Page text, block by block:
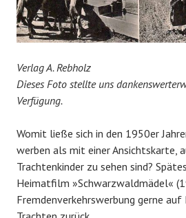
Verlag A. Rebholz
Dieses Foto stellte uns
Verfügung.
Womit ließe sich in den 1950er
werben als mit einer Ansichtskarte,
Trachtenkinder zu sehen sind?
Heimatfilm »Schwarzwaldmädel«
Fremdenverkehrswerbung gerne